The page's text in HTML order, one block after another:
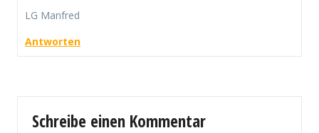
LG Manfred
Antworten
Schreibe einen Kommentar